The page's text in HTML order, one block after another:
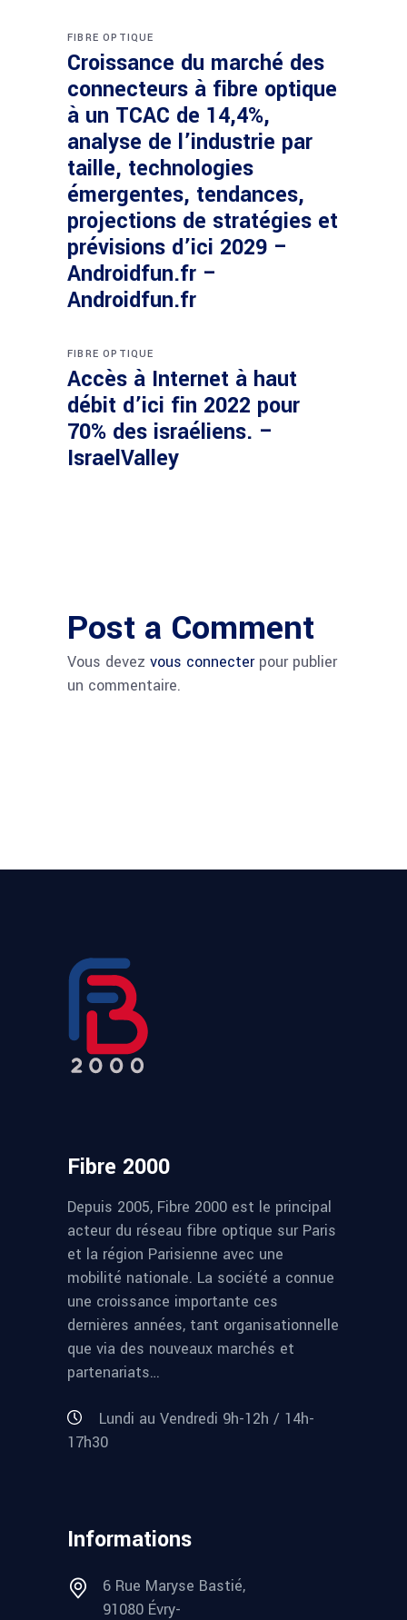
FIBRE OPTIQUE
Croissance du marché des
connecteurs à fibre optique
à un TCAC de 14,4%,
analyse de l’industrie par
taille, technologies
émergentes, tendances,
projections de stratégies et
prévisions d’ici 2029 –
Androidfun.fr –
Androidfun.fr
FIBRE OPTIQUE
Accès à Internet à haut
débit d’ici fin 2022 pour
70% des israéliens. –
IsraelValley
Post a Comment
Vous devez vous connecterpour publier
un commentaire.
Fibre 2000
Depuis 2005, Fibre 2000 est le principal
acteur du réseau fibre optique sur Paris
et la région Parisienne avec une
mobilité nationale. La société a connue
une croissance importante ces
dernières années, tant organisationnelle
que via des nouveaux marchés et
partenariats…
Lundi au Vendredi 9h-12h / 14h-
17h30
Informations
6 Rue Maryse Bastié,
91080 Évry-